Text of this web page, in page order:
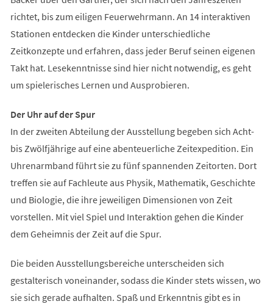
richtet, bis zum eiligen Feuerwehrmann. An 14 interaktiven
Stationen entdecken die Kinder unterschiedliche
Zeitkonzepte und erfahren, dass jeder Beruf seinen eigenen
Takt hat. Lesekenntnisse sind hier nicht notwendig, es geht
um spielerisches Lernen und Ausprobieren.
Der Uhr auf der Spur
In der zweiten Abteilung der Ausstellung begeben sich Acht-
bis Zwölfjährige auf eine abenteuerliche Zeitexpedition. Ein
Uhrenarmband führt sie zu fünf spannenden Zeitorten. Dort
treffen sie auf Fachleute aus Physik, Mathematik, Geschichte
und Biologie, die ihre jeweiligen Dimensionen von Zeit
vorstellen. Mit viel Spiel und Interaktion gehen die Kinder
dem Geheimnis der Zeit auf die Spur.
Die beiden Ausstellungsbereiche unterscheiden sich
gestalterisch voneinander, sodass die Kinder stets wissen, wo
sie sich gerade aufhalten. Spaß und Erkenntnis gibt es in